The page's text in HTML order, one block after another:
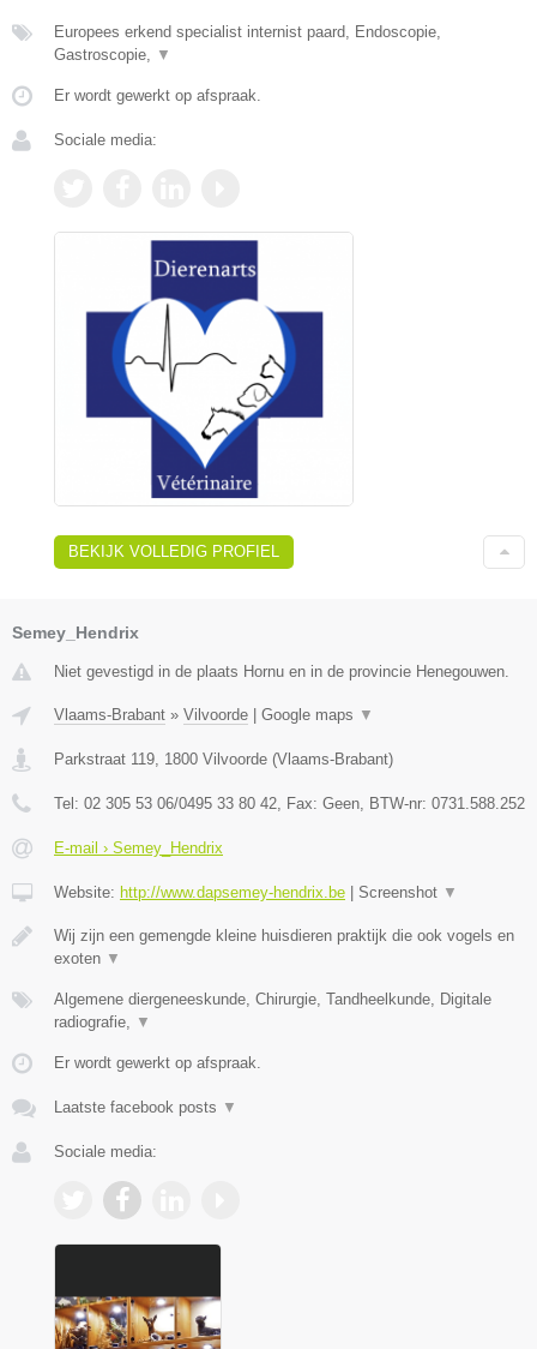
Europees erkend specialist internist paard, Endoscopie,
Gastroscopie, ▼
Er wordt gewerkt op afspraak.
Sociale media:
BEKIJK VOLLEDIG PROFIEL
Semey_Hendrix
Niet gevestigd in de plaats Hornu en in de provincie Henegouwen.
Vlaams-Brabant » Vilvoorde Google maps ▼
Parkstraat 119, 1800 Vilvoorde (Vlaams-Brabant)
Tel: 02 305 53 06/0495 33 80 42, Fax: Geen, BTW-nr: 0731.588.252
E-mail › Semey_Hendrix
Website: http://www.dapsemey-hendrix.be Screenshot ▼
Wij zijn een gemengde kleine huisdieren praktijk die ook vogels en
exoten ▼
Algemene diergeneeskunde, Chirurgie, Tandheelkunde, Digitale
radiografie, ▼
Er wordt gewerkt op afspraak.
Laatste facebook posts ▼
Sociale media: